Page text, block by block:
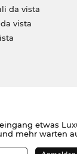
da vista
vista
etwas
mehr warten